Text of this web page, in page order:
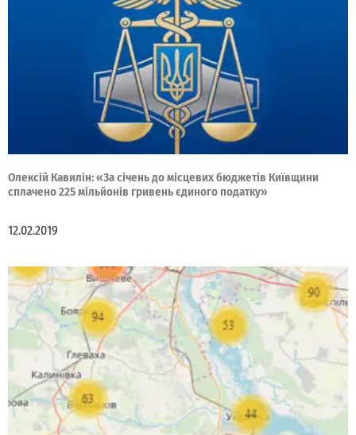
Олексій Кавилін: «За січень до місцевих бюджетів Київщини
сплачено 225 мільйонів гривень єдиного податку»
12.02.2019